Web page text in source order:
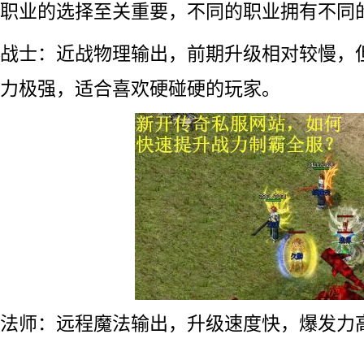
职业的选择至关重要，不同的职业拥有不同
战士：近战物理输出，前期升级相对较慢，
力极强，适合喜欢硬碰硬的玩家。
法师：远程魔法输出，升级速度快，爆发力